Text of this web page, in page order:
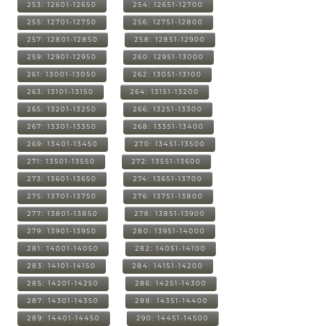
253: 12601-12650 254: 12651-12700
255: 12701-12750 256: 12751-12800
257: 12801-12850 258: 12851-12900
259: 12901-12950 260: 12951-13000
261: 13001-13050 262: 13051-13100
263: 13101-13150 264: 13151-13200
265: 13201-13250 266: 13251-13300
267: 13301-13350 268: 13351-13400
269: 13401-13450 270: 13451-13500
271: 13501-13550 272: 13551-13600
273: 13601-13650 274: 13651-13700
275: 13701-13750 276: 13751-13800
277: 13801-13850 278: 13851-13900
279: 13901-13950 280: 13951-14000
281: 14001-14050 282: 14051-14100
283: 14101-14150 284: 14151-14200
285: 14201-14250 286: 14251-14300
287: 14301-14350 288: 14351-14400
289: 14401-14450 290: 14451-14500